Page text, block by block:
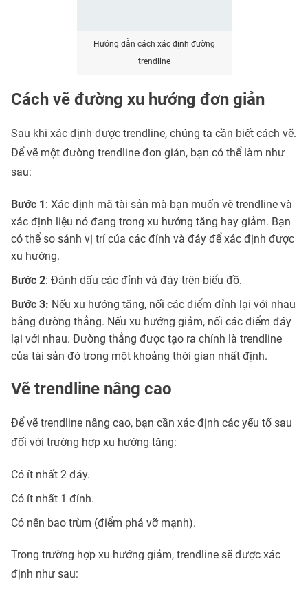
Hướng dẫn cách xác định đường
trendline
Cách vẽ đường xu hướng đơn giản
Sau khi xác định được trendline, chúng ta cần biết cách vẽ.
Để vẽ một đường trendline đơn giản, bạn có thể làm như
sau:
Bước 1 : Xác định mã tài sản mà bạn muốn vẽ trendline và
xác định liệu nó đang trong xu hướng tăng hay giảm. Bạn
có thể so sánh vị trí của các đỉnh và đáy để xác định được
xu hướng.
Bước 2: Đánh dấu các đỉnh và đáy trên biểu đồ.
Bước 3: Nếu xu hướng tăng, nối các điểm đỉnh lại với nhau
bằng đường thẳng. Nếu xu hướng giảm, nối các điểm đáy
lại với nhau. Đường thẳng được tạo ra chính là trendline
của tài sản đó trong một khoảng thời gian nhất định.
Vẽ trendline nâng cao
Để vẽ trendline nâng cao, bạn cần xác định các yếu tố sau
đối với trường hợp xu hướng tăng:
Có ít nhất 2 đáy.
Có ít nhất 1 đỉnh.
Có nến bao trùm (điểm phá vỡ mạnh).
Trong trường hợp xu hướng giảm, trendline sẽ được xác
định như sau: